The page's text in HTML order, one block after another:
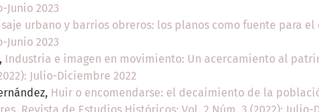
Junio 2023
urbano y barrios obreros: los planos como fuente para
Junio 2023
Industria e imagen en movimiento: Un acercamiento al
Julio-Diciembre 2022
Huir o encomendarse: el decaimiento de la